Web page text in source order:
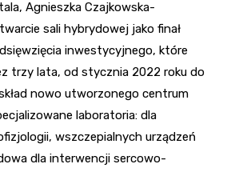
Agnieszka Czajkowska-
sali hybrydowej jako finał
inwestycyjnego, które
trzy lata, od stycznia 2022 roku do
nowo utworzonego centrum
laboratoria: dla
wszczepialnych urządzeń
dla interwencji sercowo-